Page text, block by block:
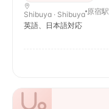
Shibuya · Shibuya 原宿駅
英語、日本語対応